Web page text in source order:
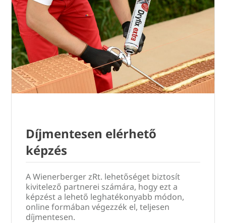
Díjmentesen elérhető
képzés
A Wienerberger zRt. lehetőséget biztosít
kivitelező partnerei számára, hogy ezt a
képzést a lehető leghatékonyabb módon,
online formában végezzék el, teljesen
díjmentesen.